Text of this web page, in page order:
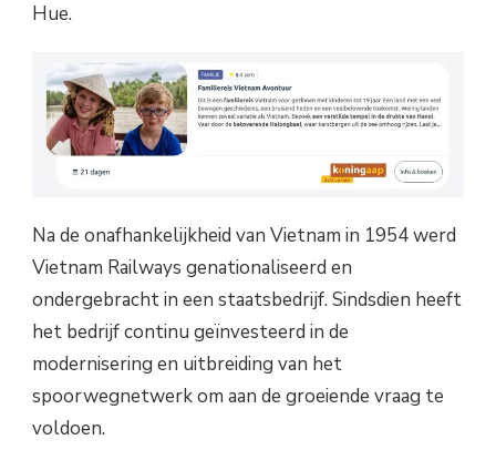
Hue.
Na de onafhankelijkheid van Vietnam in 1954 werd
Vietnam Railways genationaliseerd en
ondergebracht in een staatsbedrijf. Sindsdien heeft
het bedrijf continu geïnvesteerd in de
modernisering en uitbreiding van het
spoorwegnetwerk om aan de groeiende vraag te
voldoen.